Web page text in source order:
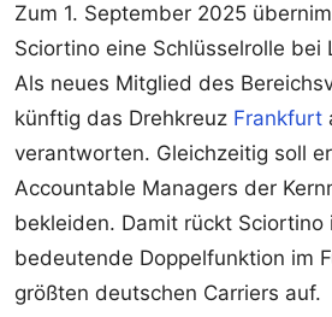
Zum 1. September 2025
Sciortino eine Schlüsselrolle bei
Als neues Mitglied des
künftig das Drehkreuz Frankfurt
verantworten. Gleichzeitig soll
Accountable Managers der
bekleiden. Damit rückt Sciortino
bedeutende Doppelfunktion im
größten deutschen Carriers auf.